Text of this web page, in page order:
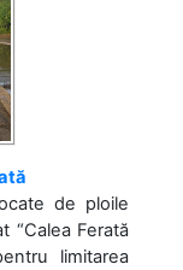
de ploile
“Calea Ferată
limitarea